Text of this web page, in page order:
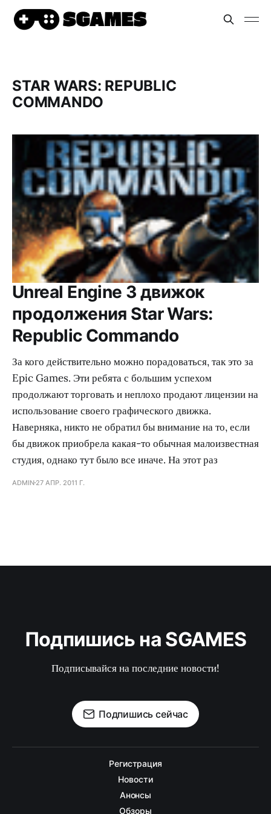
STAR WARS: REPUBLIC
COMMANDO
Unreal Engine 3 движок
продолжения Star Wars:
Republic Commando
За кого действительно можно порадоваться, так это за
Epic Games. Эти ребята с большим успехом
продолжают торговать и неплохо продают лицензии на
использование своего графического движка.
Наверняка, никто не обратил бы внимание на то, если
бы движок приобрела какая-то обычная малоизвестная
студия, однако тут было все иначе. На этот раз
ADMIN 27 АПР. 2011 Г.
Подпишись на SGAMES
Подписывайся на последние новости!
Подпишись сейчас
Регистрация
Новости
Анонсы
Обзоры